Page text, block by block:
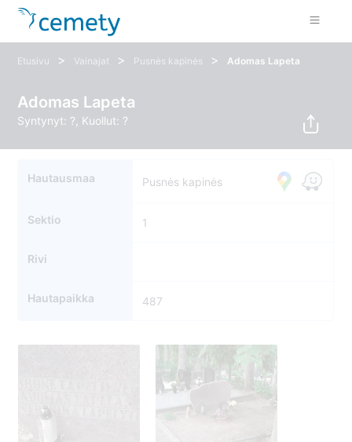
Etusivu > Vainajat > Pusnės kapinės > Adomas Lapeta
Adomas Lapeta
Syntynyt: ?, Kuollut: ?
Hautausmaa Pusnės kapinės
Sektio 1
Rivi
Hautapaikka 487